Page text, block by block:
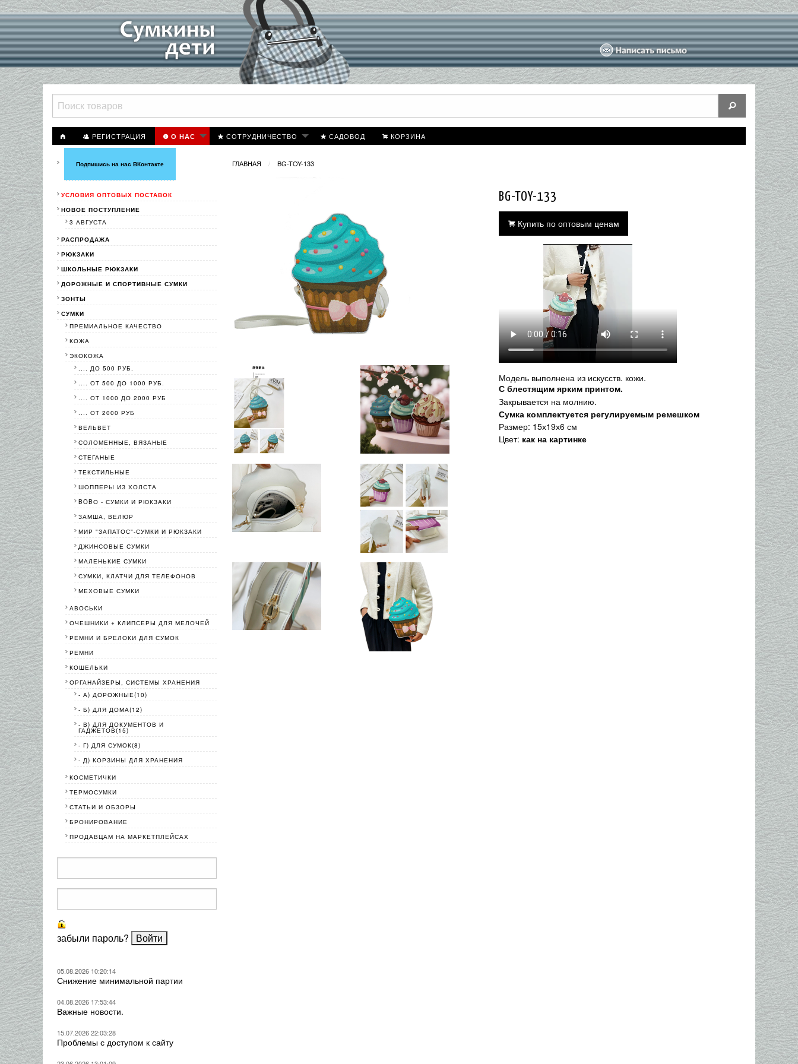
РЕГИСТРАЦИЯ О НАС СОТРУДНИЧЕСТВО САДОВОД КОРЗИНА
ГЛАВНАЯ BG-TOY-133
BG-TOY-133
Купить по оптовым ценам
Модель выполнена из искусств. кожи.
С блестящим ярким принтом.
Закрывается на молнию.
Сумка комплектуется регулируемым ремешком
Размер: 15х19х6 см
Цвет: как на картинке
Подпишись на нас ВКонтакте
УСЛОВИЯ ОПТОВЫХ ПОСТАВОК
НОВОЕ ПОСТУПЛЕНИЕ
3 АВГУСТА
РАСПРОДАЖА
РЮКЗАКИ
ШКОЛЬНЫЕ РЮКЗАКИ
ДОРОЖНЫЕ И СПОРТИВНЫЕ СУМКИ
ЗОНТЫ
СУМКИ
ПРЕМИАЛЬНОЕ КАЧЕСТВО
КОЖА
ЭКОКОЖА
.... ДО 500 РУБ.
.... ОТ 500 ДО 1000 РУБ.
.... ОТ 1000 ДО 2000 РУБ
.... ОТ 2000 РУБ
ВЕЛЬВЕТ
СОЛОМЕННЫЕ, ВЯЗАНЫЕ
СТЕГАНЫЕ
ТЕКСТИЛЬНЫЕ
ШОППЕРЫ ИЗ ХОЛСТА
BOBО - СУМКИ И РЮКЗАКИ
ЗАМША, ВЕЛЮР
МИР "ЗАПАТОС"-СУМКИ И РЮКЗАКИ
ДЖИНСОВЫЕ СУМКИ
МАЛЕНЬКИЕ СУМКИ
СУМКИ, КЛАТЧИ ДЛЯ ТЕЛЕФОНОВ
МЕХОВЫЕ СУМКИ
АВОСЬКИ
ОЧЕШНИКИ + КЛИПСЕРЫ ДЛЯ МЕЛОЧЕЙ
РЕМНИ И БРЕЛОКИ ДЛЯ СУМОК
РЕМНИ
КОШЕЛЬКИ
ОРГАНАЙЗЕРЫ, СИСТЕМЫ ХРАНЕНИЯ
- А) ДОРОЖНЫЕ(10)
- Б) ДЛЯ ДОМА(12)
- В) ДЛЯ ДОКУМЕНТОВ И
ГАДЖЕТОВ(15)
- Г) ДЛЯ СУМОК(8)
- Д) КОРЗИНЫ ДЛЯ ХРАНЕНИЯ
КОСМЕТИЧКИ
ТЕРМОСУМКИ
СТАТЬИ И ОБЗОРЫ
БРОНИРОВАНИЕ
ПРОДАВЦАМ НА МАРКЕТПЛЕЙСАХ
забыли пароль?
05.08.2026 10:20:14
Снижение минимальной партии
04.08.2026 17:53:44
Важные новости.
15.07.2026 22:03:28
Проблемы с доступом к сайту